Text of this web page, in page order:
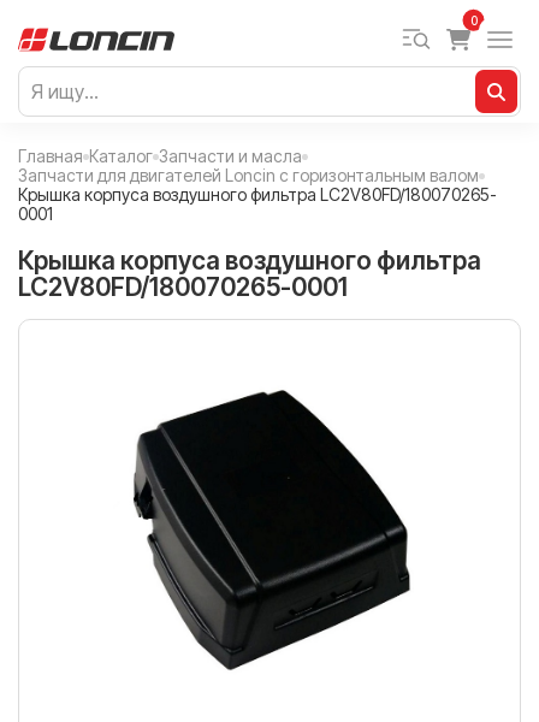
0
Главная Каталог Запчасти и масла
Запчасти для двигателей Loncin с горизонтальным валом
Крышка корпуса воздушного фильтра LC2V80FD/180070265-
0001
Крышка корпуса воздушного фильтра
LC2V80FD/180070265-0001